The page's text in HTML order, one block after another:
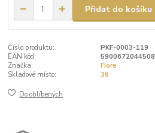
Přidat do košíku
Číslo produktu:
PKF-0003-119
EAN kód:
5900672044508
Značka:
Fiore
Skladové místo:
36
Do oblíbených